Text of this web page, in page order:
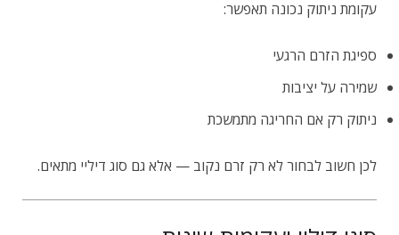
עקומת ניתוק נכונה תאפשר:
ספיגת הזרם הרגעי
שמירה על יציבות
ניתוק רק אם החריגה מתמשכת
לכן חשוב לבחור לא רק זרם נקוב — אלא גם סוג דיליי מתאים.